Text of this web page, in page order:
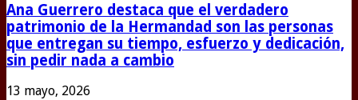
Ana Guerrero destaca que el verdadero
patrimonio de la Hermandad son las personas
que entregan su tiempo, esfuerzo y dedicación,
sin pedir nada a cambio
13 mayo, 2026